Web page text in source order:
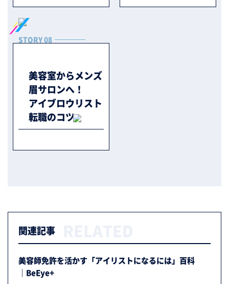
STORY 08
美容室からメンズ
眉サロンへ！
アイブロウリスト
転職のコツ
関連記事
美容師免許を活かす「アイリストになるには」百科
｜BeEye+